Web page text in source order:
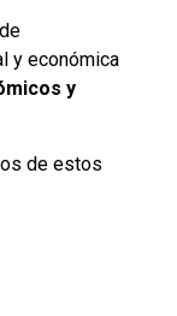
y económica
y
de estos